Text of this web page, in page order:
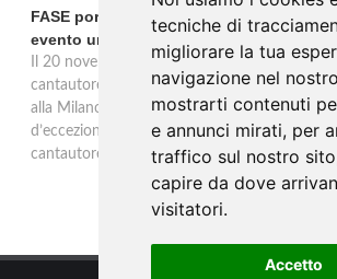
tecniche di
migliorare la tua
navigazione nel
mostrarti contenuti
e annunci mirati, per
traffico sul nostro
capire da dove
visitatori.
Accetto
FASE porta la sua musica alla Milano
evento unico
Il 20 novembre alle 19 all’Ostello Bello
cantautore torinese FASE sarà protagonista
alla Milano Music Week: un concerto e talk
d’eccezione, tra musica, dialogo e riflessioni
cantautore.